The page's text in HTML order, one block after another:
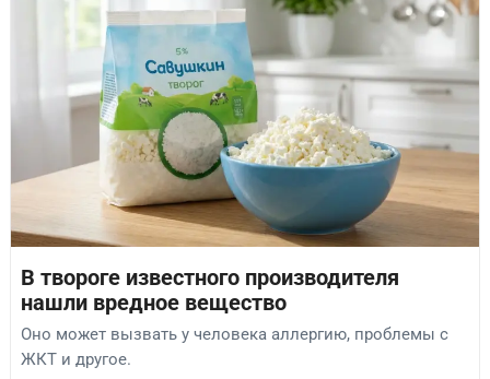
В твороге известного производителя
нашли вредное вещество
Оно может вызвать у человека аллергию, проблемы с
ЖКТ и другое.